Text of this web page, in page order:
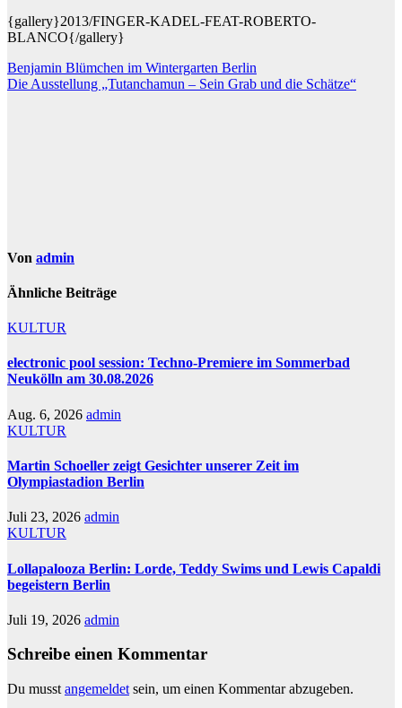
{gallery}2013/FINGER-KADEL-FEAT-ROBERTO-
BLANCO{/gallery}
Beitragsnavigation
Benjamin Blümchen im Wintergarten Berlin
Die Ausstellung „Tutanchamun – Sein Grab und die Schätze“
Von admin
Ähnliche Beiträge
KULTUR
electronic pool session: Techno-Premiere im Sommerbad
Neukölln am 30.08.2026
Aug. 6, 2026 admin
KULTUR
Martin Schoeller zeigt Gesichter unserer Zeit im
Olympiastadion Berlin
Juli 23, 2026 admin
KULTUR
Lollapalooza Berlin: Lorde, Teddy Swims und Lewis Capaldi
begeistern Berlin
Juli 19, 2026 admin
Schreibe einen Kommentar
Du musst angemeldet sein, um einen Kommentar abzugeben.